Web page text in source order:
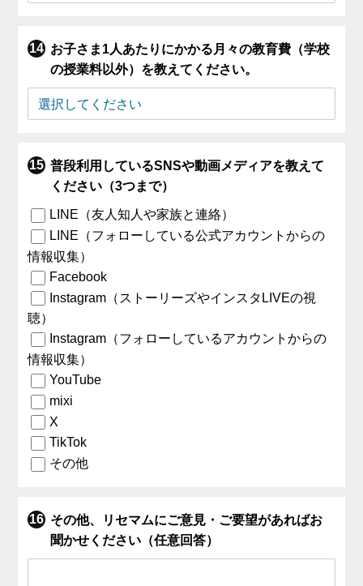
お子さま1人あたりにかかる月々の教育費（学校
の授業料以外）を教えてください。
普段利用しているSNSや動画メディアを教えて
ください（3つまで）
LINE（友人知人や家族と連絡）
LINE（フォローしている公式アカウントからの
情報収集）
Facebook
Instagram（ストーリーズやインスタLIVEの視
聴）
Instagram（フォローしているアカウントからの
情報収集）
YouTube
mixi
X
TikTok
その他
その他、リセマムにご意見・ご要望があればお
聞かせください（任意回答）